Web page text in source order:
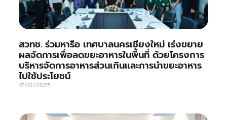
สวทช. ร่วมหารือ เทศบาลนครเชียงใหม่ เร่งขยาย
ผลจัดการเพื่อลดขยะอาหารในพื้นที่ ด้วยโครงการ
บริหารจัดการอาหารส่วนเกินและการนำขยะอาหาร
ไปใช้ประโยชน์
17/12/2025